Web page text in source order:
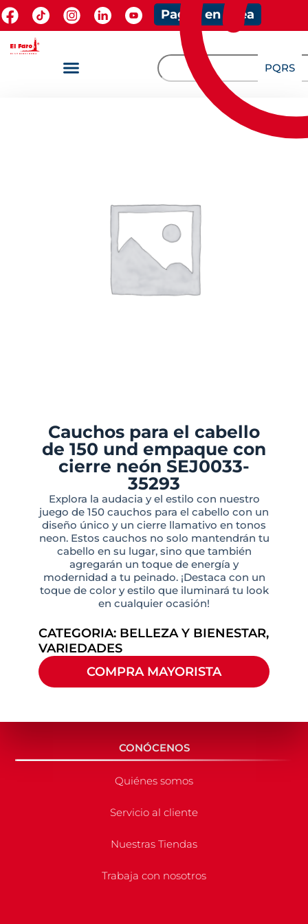
Pagos en línea
PQRS
Cauchos para el cabello
de 150 und empaque con
cierre neón SEJ0033-
35293
Explora la audacia y el estilo con nuestro
juego de 150 cauchos para el cabello con un
diseño único y un cierre llamativo en tonos
neon. Estos cauchos no solo mantendrán tu
cabello en su lugar, sino que también
agregarán un toque de energía y
modernidad a tu peinado. ¡Destaca con un
toque de color y estilo que iluminará tu look
en cualquier ocasión!
CATEGORIA: BELLEZA Y BIENESTAR,
VARIEDADES
COMPRA MAYORISTA
CONÓCENOS
Quiénes somos
Servicio al cliente
Nuestras Tiendas
Trabaja con nosotros